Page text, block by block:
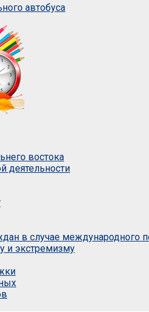
автобуса
востока
деятельности
в случае международного
и экстремизму